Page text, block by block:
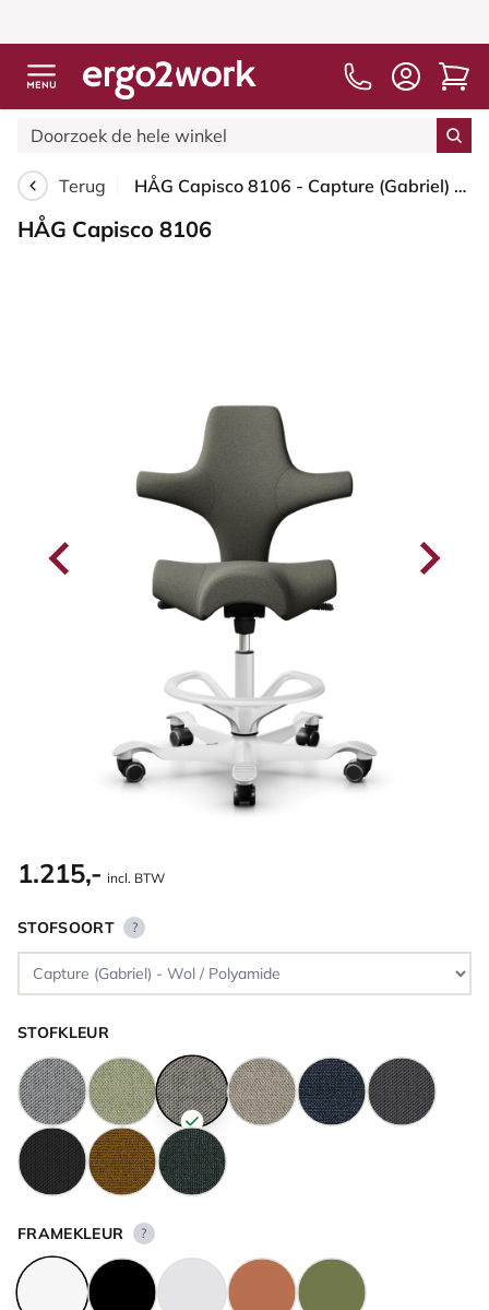
Terug HÅG Capisco 8106 - Capture (Gabriel) - Wol / Polyamide - CPT4401 - Warm grey - Wit - 265 mm (Zithoogte 53-79cm) - Zachte wielen t.b.v. harde vloeren
HÅG Capisco 8106
1.215,- incl. BTW
STOFSOORT ?
STOFKLEUR
FRAMEKLEUR ?